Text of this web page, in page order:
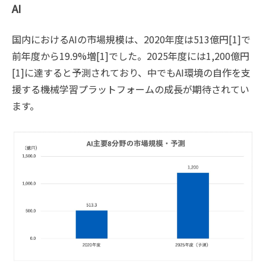
AI
国内におけるAIの市場規模は、2020年度は513億円[1]で
前年度から19.9%増[1]でした。2025年度には1,200億円
[1]に達すると予測されており、中でもAI環境の自作を支
援する機械学習プラットフォームの成長が期待されてい
ます。